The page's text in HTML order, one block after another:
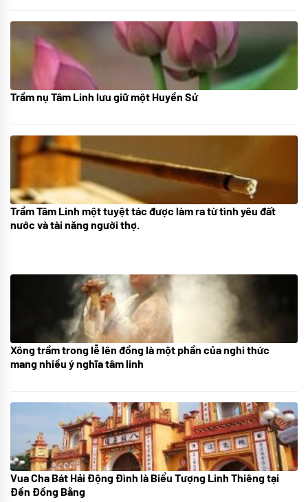
05/10/2025
Trầm nụ Tâm Linh lưu giữ một Huyền Sử
09/06/2024
Trầm Tâm Linh một tuyệt tác được làm ra từ tình yêu đất
nước và tài năng người thợ.
21/07/2024
Xông trầm trong lễ lên đồng là một phần của nghi thức
mang nhiều ý nghĩa tâm linh
08/07/2024
Vua Cha Bát Hải Động Đình là Biểu Tượng Linh Thiêng tại
Đền Đồng Bằng